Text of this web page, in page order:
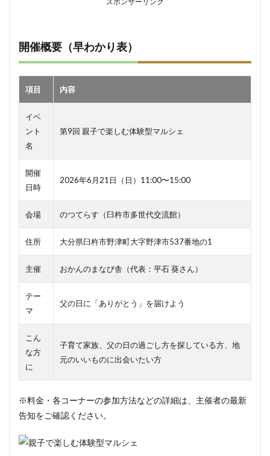
へ届
ける
「癒
ーナ
ー」
5
当日
のお
楽し
み③
親子
るワ
ーク
ショ
6
当日
のお
キッ
ズ体
ドメ
イド
雑貨
7
見逃せ
ない「シー
ル交換会」
（14:00〜）
行く
開催概要（早わかり表）
項目 内容
イベ
ント
名
第9回 親子で楽しむ体験型マルシェ
開催
日時
2026年6月21日（日）11:00〜15:00
会場 のつてらす（臼杵市多世代交流館）
住所 大分県臼杵市野津町大字野津市537番地の1
主催 おかんのまなび舎（代表：平石 葵さん）
テー
マ
父の日に「ありがとう」を届けよう
こん
な方
に
子育て家族、父の日の過ごし方を探している方、地
元のいいものに出会いたい方
※料金・各コーナーの参加方法などの詳細は、主催者の最新
告知をご確認ください。